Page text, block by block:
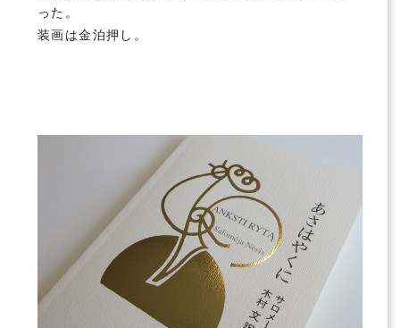
った。
装画は金泊押し。